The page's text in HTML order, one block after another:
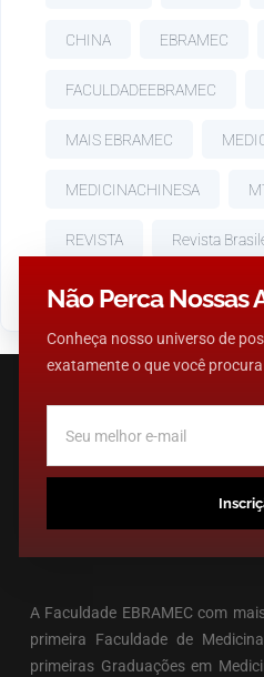
CHINA EBRAMEC
FACULDADEEBRAMEC
MAIS EBRAMEC
MEDICINACHINESA
REVISTA Revista
SAUDE TERAPIA
Não Perca Nossas
Conheça nosso universo de
exatamente o que você procura
A Faculdade EBRAMEC com
primeira Faculdade de
primeiras Graduações em